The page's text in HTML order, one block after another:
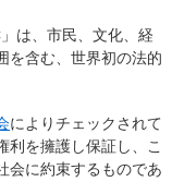
は、市民、文化、経
を含む、世界初の法的
によりチェックされて
利を擁護し保証し、こ
会に約束するものであ